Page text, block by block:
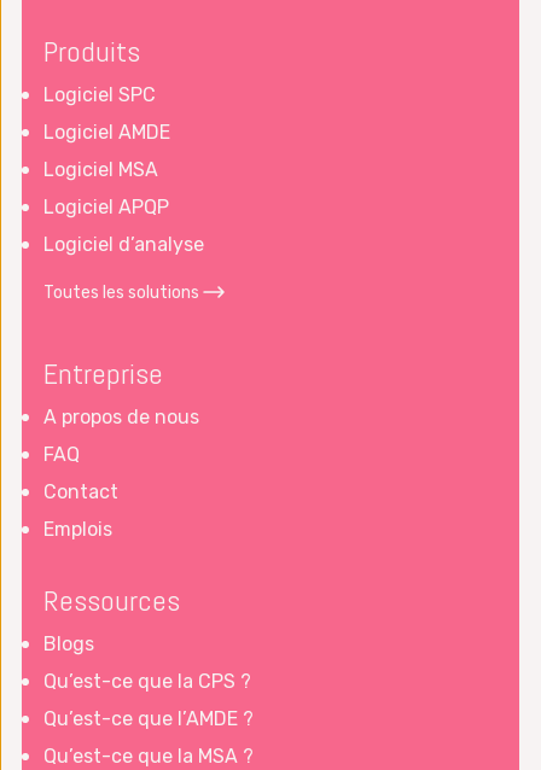
Produits
Logiciel SPC
Logiciel AMDE
Logiciel MSA
Logiciel APQP
Logiciel d’analyse
Toutes les solutions
Entreprise
A propos de nous
FAQ
Contact
Emplois
Ressources
Blogs
Qu’est-ce que la CPS ?
Qu’est-ce que l’AMDE ?
Qu’est-ce que la MSA ?